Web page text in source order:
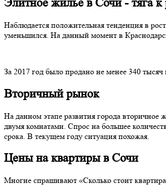
Наблюдается положительная тенденция в
уменьшился. На данный момент в
За 2017 год было продано не менее 340
Вторичный рынок
На данном этапе развития города
двумя комнатами. Спрос на большее
срока. В текущем году ситуация похожая.
Цены на квартиры в Сочи
Многие спрашивают «Сколько стоит